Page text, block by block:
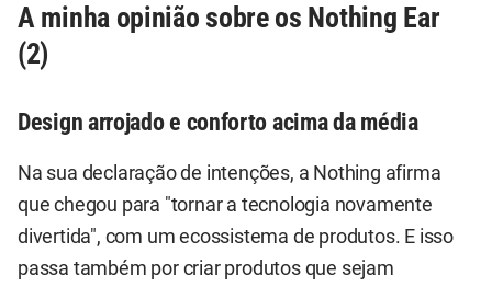
A minha opinião sobre os Nothing Ear
(2)
Design arrojado e conforto acima da média
Na sua declaração de intenções, a Nothing afirma
que chegou para "tornar a tecnologia novamente
divertida", com um ecossistema de produtos. E isso
passa também por criar produtos que sejam